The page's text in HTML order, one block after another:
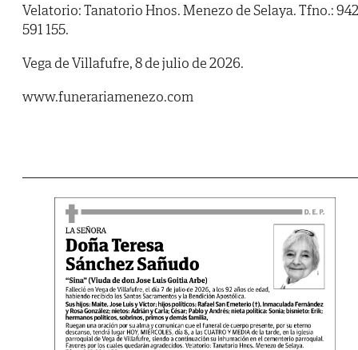
Velatorio: Tanatorio Hnos. Menezo de Selaya. Tfno.: 942
591 155.
Vega de Villafufre, 8 de julio de 2026.
www.funerariamenezo.com